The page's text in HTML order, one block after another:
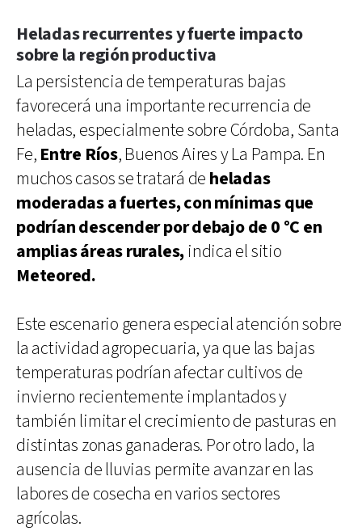
Heladas recurrentes y fuerte impacto
sobre la región productiva
La persistencia de temperaturas bajas
favorecerá una importante recurrencia de
heladas, especialmente sobre Córdoba, Santa
Fe, Entre Ríos, Buenos Aires y La Pampa. En
muchos casos se tratará de heladas
moderadas a fuertes, con mínimas que
podrían descender por debajo de 0 °C en
amplias áreas rurales, indica el sitio
Meteored.
Este escenario genera especial atención sobre
la actividad agropecuaria, ya que las bajas
temperaturas podrían afectar cultivos de
invierno recientemente implantados y
también limitar el crecimiento de pasturas en
distintas zonas ganaderas. Por otro lado, la
ausencia de lluvias permite avanzar en las
labores de cosecha en varios sectores
agrícolas.